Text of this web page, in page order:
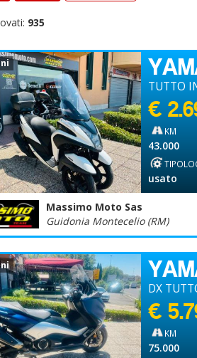
935
TUTTO
€
KM
43.000
usato
Massimo Moto Sas
Guidonia Montecelio (RM)
DX
€
KM
75.000